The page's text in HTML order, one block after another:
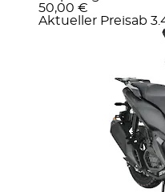
50,00 €
Aktueller Preisab